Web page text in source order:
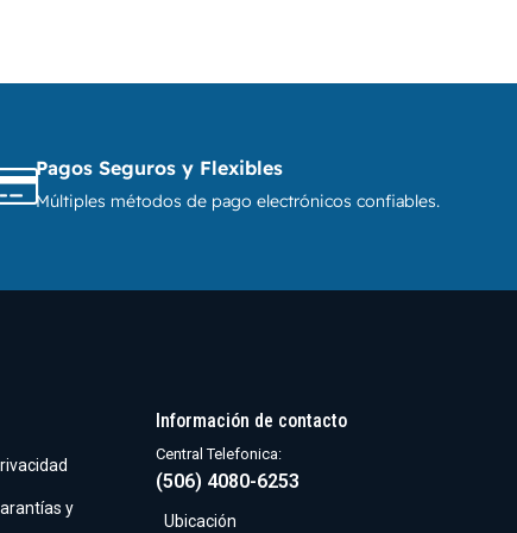
Pagos Seguros y Flexibles
Múltiples métodos de pago electrónicos confiables.
y
Información de contacto
Central Telefonica:
(506) 4080-6253
Ubicación